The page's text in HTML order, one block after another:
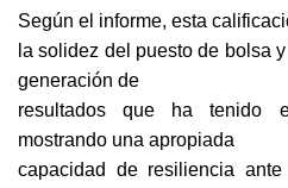
Según el informe, esta
la solidez del puesto de bolsa
generación de
resultados que ha tenido
mostrando una apropiada
capacidad de resiliencia